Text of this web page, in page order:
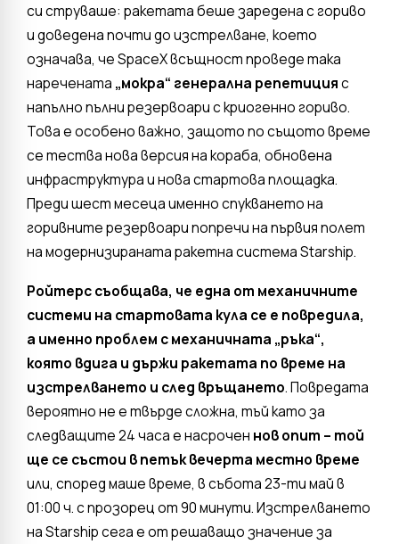
си струваше: ракетата беше заредена с гориво
и доведена почти до изстрелване, което
означава, че SpaceX всъщност проведе така
наречената „мокра“ генерална репетицияс
напълно пълни резервоари с криогенно гориво.
Това е особено важно, защото по същото време
се тества нова версия на кораба, обновена
инфраструктура и нова стартова площадка.
Преди шест месеца именно спукването на
горивните резервоари попречи на първия полет
на модернизираната ракетна система Starship.
Ройтерс съобщава, че една от механичните
системи на стартовата кула се е повредила,
а именно проблем с механичната „ръка“,
която вдига и държи ракетата по време на
изстрелването и след връщането. Повредата
вероятно не е твърде сложна, тъй като за
следващите 24 часа е насрочен нов опит – той
ще се състои в петък вечерта местно време
или, според маше време, в събота 23-ти май в
01:00 ч. с прозорец от 90 минути. Изстрелването
на Starship сега е от решаващо значение за